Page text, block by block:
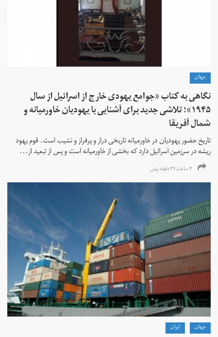
جهان
نگاهی به کتاب «جوامع یهودی خارج از اسرائیل از سال
۱۹۴۵»؛ تلاشی جدید برای آشنایی با یهودیان خاورمیانه و
شمال آفریقا
تاریخ حضور یهودیان در خاورمیانه تاریخی دراز و پرفراز و نشیب است. قوم یهود
ریشه در سرزمین اسرائیل دارد که بخشی از خاورمیانه است و پس از تبعید از...
۴ ساعت ۲۹ دقیقه پیش
جهان ايران